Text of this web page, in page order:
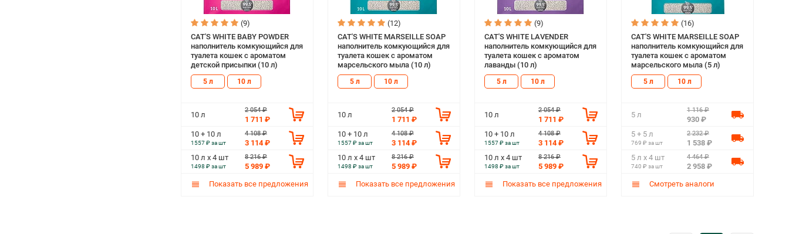
(9)
CAT'S WHITE BABY POWDER
наполнитель комкующийся для
туалета кошек с ароматом
детской присыпки (10 л)
5 л 10 л
10 л
2 054 ₽
1 711 ₽
10 + 10 л
1557 ₽ за шт
4 108 ₽
3 114 ₽
10 л х 4 шт
1498 ₽ за шт
8 216 ₽
5 989 ₽
Показать все предложения
(12)
CAT'S WHITE MARSEILLE SOAP
наполнитель комкующийся для
туалета кошек с ароматом
марсельского мыла (10 л)
5 л 10 л
10 л
2 054 ₽
1 711 ₽
10 + 10 л
1557 ₽ за шт
4 108 ₽
3 114 ₽
10 л х 4 шт
1498 ₽ за шт
8 216 ₽
5 989 ₽
Показать все предложения
(9)
CAT'S WHITE LAVENDER
наполнитель комкующийся для
туалета кошек с ароматом
лаванды (10 л)
5 л 10 л
10 л
2 054 ₽
1 711 ₽
10 + 10 л
1557 ₽ за шт
4 108 ₽
3 114 ₽
10 л х 4 шт
1498 ₽ за шт
8 216 ₽
5 989 ₽
Показать все предложения
(16)
CAT'S WHITE MARSEILLE SOAP
наполнитель комкующийся для
туалета кошек с ароматом
марсельского мыла (5 л)
5 л 10 л
5 л
1 116 ₽
930 ₽
5 + 5 л
769 ₽ за шт
2 232 ₽
1 538 ₽
5 л х 4 шт
740 ₽ за шт
4 464 ₽
2 958 ₽
Смотреть аналоги